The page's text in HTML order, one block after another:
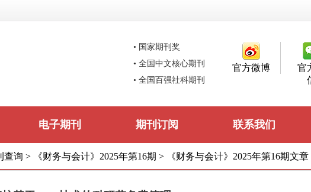
• 国家期刊奖
• 全国中文核心期刊
• 全国百强社科期刊
官方微博
官
电子期刊 期刊订阅 联系我们
查询 > 《财务与会计》2025年第16期 > 《财务与会计》2025年第16期文章